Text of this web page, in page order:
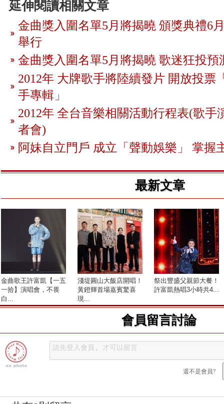
延伸閱讀相關文章
金曲獎入圍名單5月將揭曉 頒獎典禮6
舉行
金曲獎入圍名單5月將揭曉 歌迷狂投預
2012年 大牌歌手將陸續發片 開放投票
手專輯」
2012年 全台音樂相關活動行程表(歌手
者會)
阿妹自立門戶 成立「聲動娛樂」 掌握
最新文章
金曲歌王許富凱【一五
一拾】演唱會，不畏
白...
淺堤圓山大飯店開唱！
黃鐙輝首場嘉賓驚喜
現...
祭出豐盛父親節大餐！
許富凱熱唱3小時共4...
會員留言討論
還不是會員?